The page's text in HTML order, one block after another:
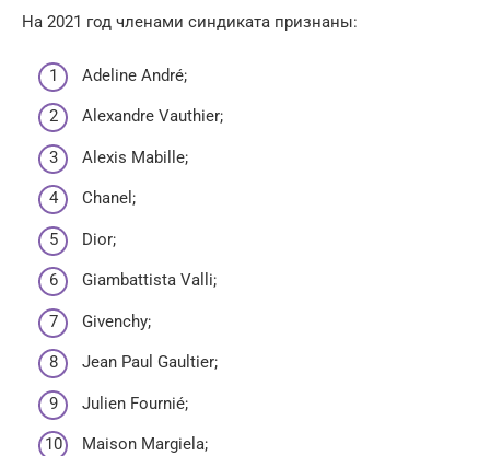
На 2021 год членами синдиката признаны:
Adeline André;
Alexandre Vauthier;
Alexis Mabille;
Chanel;
Dior;
Giambattista Valli;
Givenchy;
Jean Paul Gaultier;
Julien Fournié;
Maison Margiela;